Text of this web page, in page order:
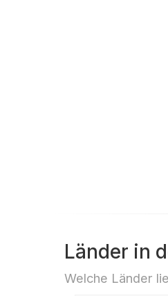
Länder in
Welche Länder